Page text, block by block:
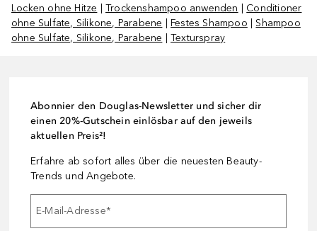
Locken ohne Hitze |Trockenshampoo anwenden
Conditioner
ohne Sulfate, Silikone, Parabene |Festes Shampoo |Shampoo
ohne Sulfate, Silikone, Parabene |Texturspray
Abonnier den Douglas-Newsletter und sicher dir
einen 20%-Gutschein einlösbar auf den jeweils
aktuellen Preis²!
Erfahre ab sofort alles über die neuesten Beauty-
Trends und Angebote.
E-Mail-Adresse*